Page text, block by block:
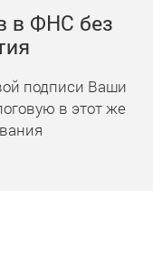
в ФНС без
подписи Ваши
в этот же